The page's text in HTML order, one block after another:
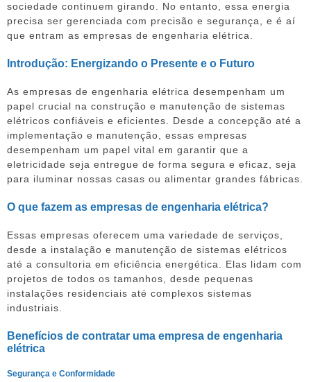
sociedade continuem girando. No entanto, essa energia
precisa ser gerenciada com precisão e segurança, e é aí
que entram as empresas de engenharia elétrica.
Introdução: Energizando o Presente e o Futuro
As empresas de engenharia elétrica desempenham um
papel crucial na construção e manutenção de sistemas
elétricos confiáveis e eficientes. Desde a concepção até a
implementação e manutenção, essas empresas
desempenham um papel vital em garantir que a
eletricidade seja entregue de forma segura e eficaz, seja
para iluminar nossas casas ou alimentar grandes fábricas.
O que fazem as empresas de engenharia elétrica?
Essas empresas oferecem uma variedade de serviços,
desde a instalação e manutenção de sistemas elétricos
até a consultoria em eficiência energética. Elas lidam com
projetos de todos os tamanhos, desde pequenas
instalações residenciais até complexos sistemas
industriais.
Benefícios de contratar uma empresa de engenharia
elétrica
Segurança e Conformidade